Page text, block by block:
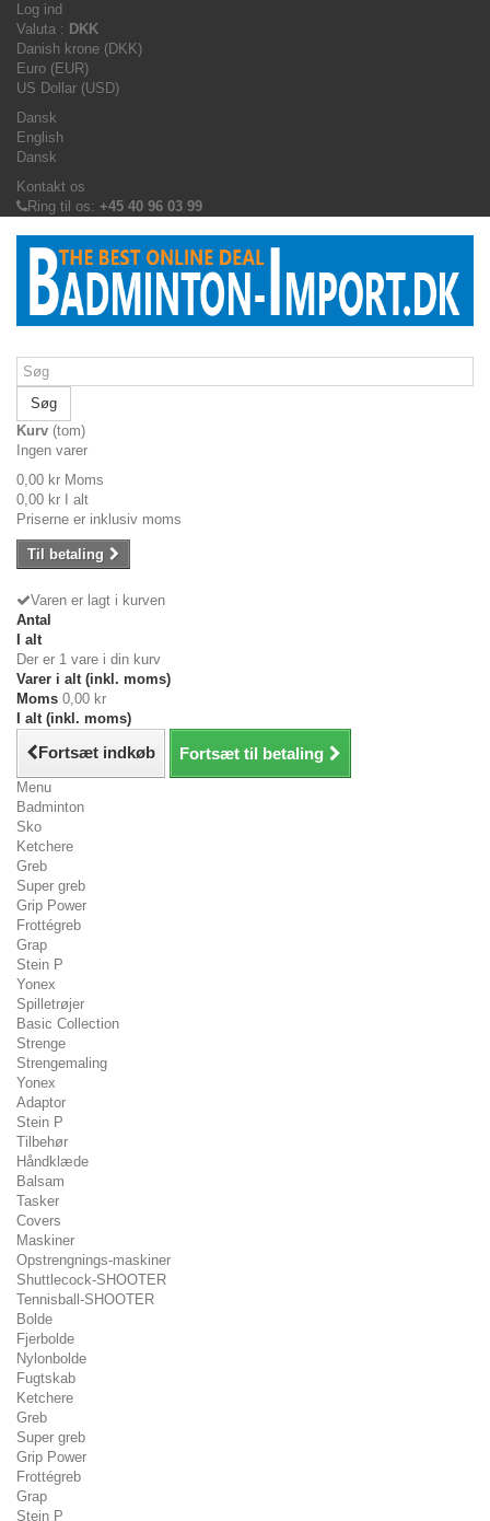
Log ind
Valuta : DKK
Danish krone (DKK)
Euro (EUR)
US Dollar (USD)
Dansk
English
Dansk
Kontakt os
Ring til os: +45 40 96 03 99
Søg
Kurv (tom)
Ingen varer
0,00 kr Moms
0,00 kr I alt
Priserne er inklusiv moms
Til betaling
Varen er lagt i kurven
Antal
I alt
Der er 1 vare i din kurv
Varer i alt (inkl. moms)
Moms 0,00 kr
I alt (inkl. moms)
Fortsæt indkøb Fortsæt til betaling
Menu
Badminton
Sko
Ketchere
Greb
Super greb
Grip Power
Frottégreb
Grap
Stein P
Yonex
Spilletrøjer
Basic Collection
Strenge
Strengemaling
Yonex
Adaptor
Stein P
Tilbehør
Håndklæde
Balsam
Tasker
Covers
Maskiner
Opstrengnings-maskiner
Shuttlecock-SHOOTER
Tennisball-SHOOTER
Bolde
Fjerbolde
Nylonbolde
Fugtskab
Ketchere
Greb
Super greb
Grip Power
Frottégreb
Grap
Stein P